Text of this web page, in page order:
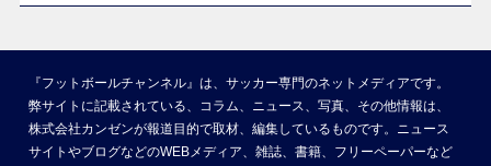
『フットボールチャンネル』は、サッカー専門のネットメディアです。
弊サイトに記載されている、コラム、ニュース、写真、その他情報は、
株式会社カンゼンが報道目的で取材、編集しているものです。ニュース
サイトやブログなどのWEBメディア、雑誌、書籍、フリーペーパーなど